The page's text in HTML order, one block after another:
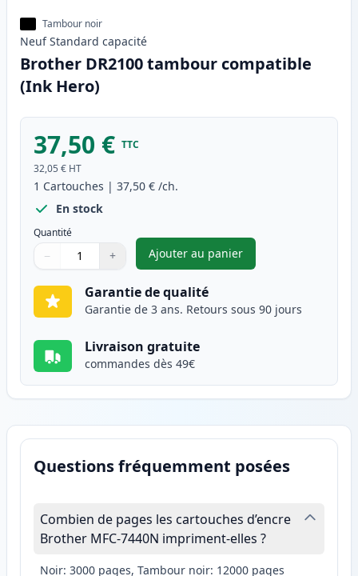
Tambour noir
Neuf Standard capacité
Brother DR2100 tambour compatible
(Ink Hero)
37,50 € TTC
32,05 € HT
1 Cartouches | 37,50 € /ch.
En stock
Quantité
Quantité
Utilisez les boutons pour ajuster
− +
Quantité
Ajouter au panier
,Brother DR2100 tambour
Garantie de qualité
Garantie de 3 ans. Retours sous 90 jours
Livraison gratuite
commandes dès 49€
Questions fréquemment posées
Combien de pages les cartouches d’encre
Brother MFC-7440N impriment-elles ?
Noir: 3000 pages, Tambour noir: 12000 pages